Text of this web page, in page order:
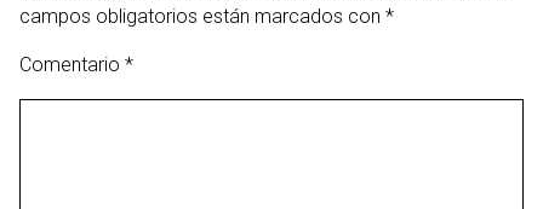
campos obligatorios están marcados con *
Comentario *